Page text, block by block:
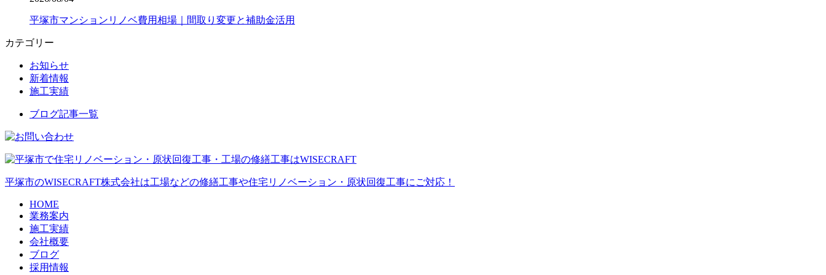
平塚市マンションリノベ費用相場｜間取り変更と補助金活用
カテゴリー
お知らせ
新着情報
施工実績
ブログ記事一覧
平塚市のWISECRAFT株式会社は工場などの修繕工事や住宅リノベーション・原状回復工事にご対応！
HOME
業務案内
施工実績
会社概要
ブログ
採用情報